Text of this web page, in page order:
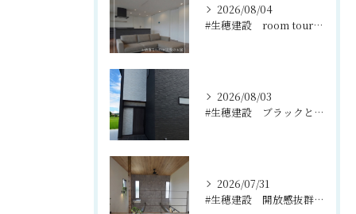
2026/08/04
#生穂建設 room tour🏠
2026/08/03
#生穂建設 ブラックとグレーのコントラストがスタイリッシュな...
2026/07/31
#生穂建設 開放感抜群の吹き抜けと2階のフリースペース🌿